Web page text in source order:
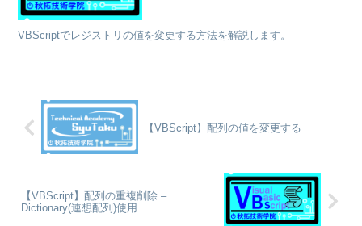
VBScriptでレジストリの値を変更する方法を解説します。
【VBScript】配列の値を変更する
【VBScript】配列の重複削除 –
Dictionary(連想配列)使用